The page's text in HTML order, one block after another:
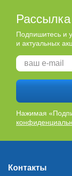
Подпишитесь и
и актуальных
Нажимая
Контакты